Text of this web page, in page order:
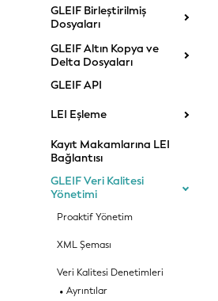
GLEIF Birleştirilmiş
Dosyaları
GLEIF Altın Kopya ve
Delta Dosyaları
GLEIF API
LEI Eşleme
Kayıt Makamlarına LEI
Bağlantısı
GLEIF Veri Kalitesi
Yönetimi
Proaktif Yönetim
XML Şeması
Veri Kalitesi Denetimleri
Ayrıntılar